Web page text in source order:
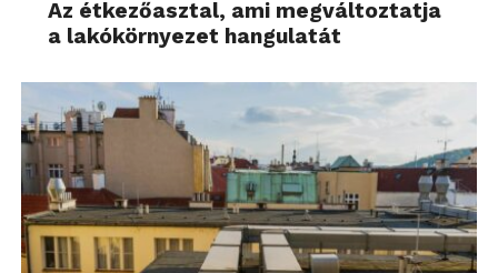
Az étkezőasztal, ami megváltoztatja
a lakókörnyezet hangulatát